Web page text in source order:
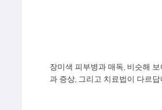
장미색 피부병과 매독, 비슷해
과 증상, 그리고 치료법이 다르답